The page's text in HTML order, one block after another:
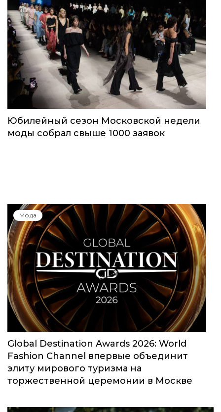
Юбилейный сезон Московской недели
моды собрал свыше 1000 заявок
Мода
Global Destination Awards 2026: World
Fashion Channel впервые объединит
элиту мирового туризма на
торжественной церемонии в Москве